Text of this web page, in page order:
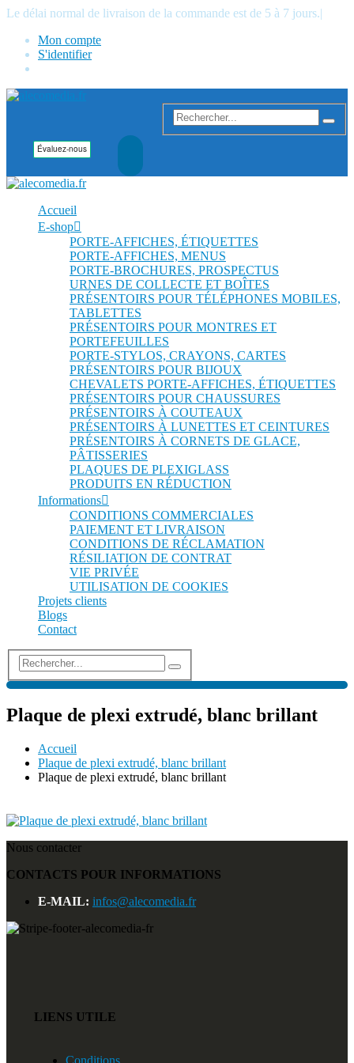
Le délai normal de livraison de la commande est de 5 à 7 jours.|
Mon compte
S'identifier
Accueil
E-shop
PORTE-AFFICHES, ÉTIQUETTES
PORTE-AFFICHES, MENUS
PORTE-BROCHURES, PROSPECTUS
URNES DE COLLECTE ET BOÎTES
PRÉSENTOIRS POUR TÉLÉPHONES MOBILES,
TABLETTES
PRÉSENTOIRS POUR MONTRES ET
PORTEFEUILLES
PORTE-STYLOS, CRAYONS, CARTES
PRÉSENTOIRS POUR BIJOUX
CHEVALETS PORTE-AFFICHES, ÉTIQUETTES
PRÉSENTOIRS POUR CHAUSSURES
PRÉSENTOIRS À COUTEAUX
PRÉSENTOIRS À LUNETTES ET CEINTURES
PRÉSENTOIRS À CORNETS DE GLACE,
PÂTISSERIES
PLAQUES DE PLEXIGLASS
PRODUITS EN RÉDUCTION
Informations
CONDITIONS COMMERCIALES
PAIEMENT ET LIVRAISON
CONDITIONS DE RÉCLAMATION
RÉSILIATION DE CONTRAT
VIE PRIVÉE
UTILISATION DE COOKIES
Projets clients
Blogs
Contact
Plaque de plexi extrudé, blanc brillant
Accueil
Plaque de plexi extrudé, blanc brillant
Plaque de plexi extrudé, blanc brillant
Nous contacter
CONTACTS POUR INFORMATIONS
E-MAIL: infos@alecomedia.fr
LIENS UTILE
Conditions